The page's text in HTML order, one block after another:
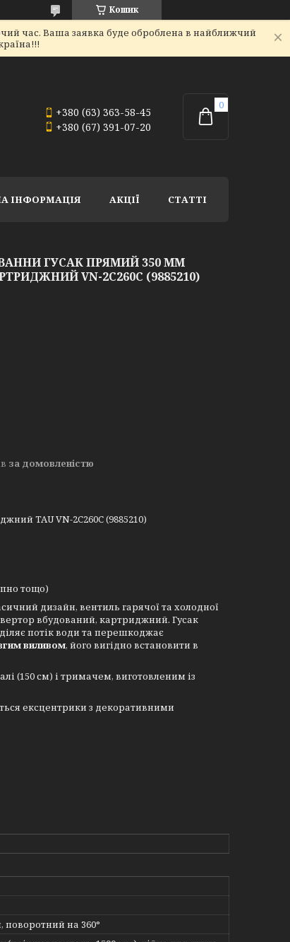
Кошик
час. Ваша заявка буде оброблена в найближчий
+380 (63) 363-58-45
+380 (67) 391-07-20
ІНФОРМАЦІЯ АКЦІЇ СТАТТІ
ГУСАК ПРЯМИЙ 350 ММ
VN-2C260C (9885210)
за домовленістю
TAU VN-2C260C (9885210)
тощо)
дизайн, вентиль гарячої та холодної
вбудований, картриджний. Гусак
потік води та перешкоджає
виливом, його вигідно встановити в
(150 см) і тримачем, виготовленим із
ексцентрики з декоративними
на 360°